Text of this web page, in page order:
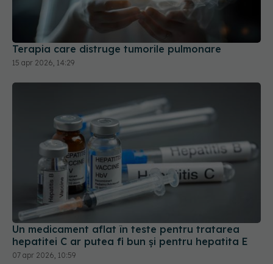
Terapia care distruge tumorile pulmonare
15 apr 2026, 14:29
Un medicament aflat în teste pentru tratarea
hepatitei C ar putea fi bun și pentru hepatita E
07 apr 2026, 10:59